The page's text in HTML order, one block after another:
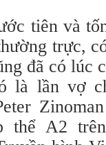
tiên và
trực,
đã có lúc
là lần vợ
thể A2